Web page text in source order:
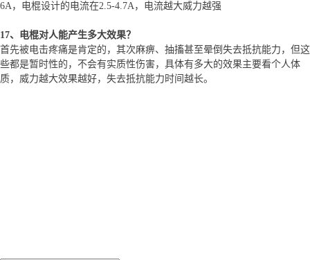
6A，电棍设计的电流在2.5-4.7A，电流越大威力越强
17、电棍对人能产生多大效果？
首先被电击疼痛是肯定的，其次麻痹、抽搐甚至晕倒失去抵抗能力，但这
些都是暂时性的，不会有实质性伤害，具体有多大的效果主要看个人体
质，威力越大效果越好，失去抵抗能力时间越长。